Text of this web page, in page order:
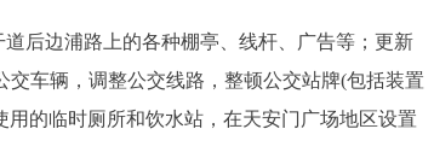
后边浦路上的各种棚亭、线杆、广告等；更新
车辆，调整公交线路，整顿公交站牌(包括装置
的临时厕所和饮水站，在天安门广场地区设置